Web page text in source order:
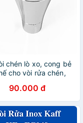
chén lò xo, cong bẻ
cho vòi rửa chén,
90.000 đ